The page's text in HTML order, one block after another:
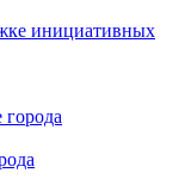
инициативных